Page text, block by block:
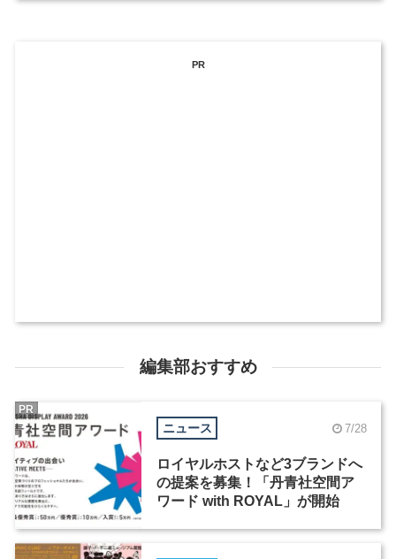
PR
編集部おすすめ
ニュース 7/28
ロイヤルホストなど3ブランドへ
の提案を募集！「丹青社空間ア
ワード with ROYAL」が開始
PR